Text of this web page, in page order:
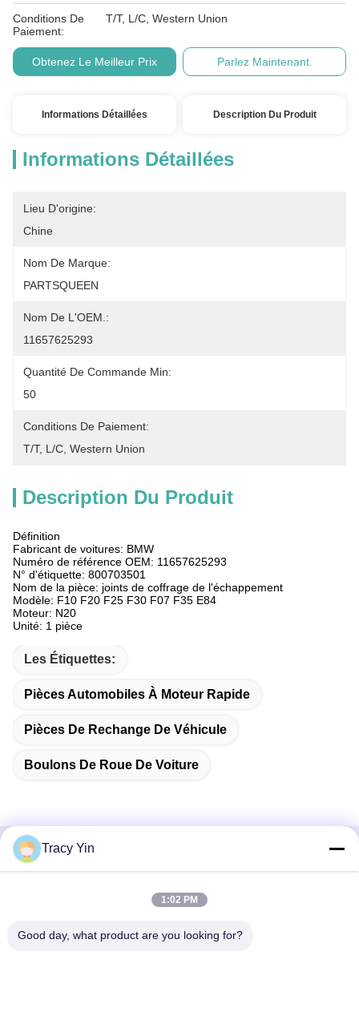
Conditions De
Paiement:
T/T, L/C, Western Union
Obtenez Le Meilleur Prix Parlez Maintenant.
Informations Détaillées Description Du Produit
Informations Détaillées
Lieu D'origine:
Chine
Nom De Marque:
PARTSQUEEN
Nom De L'OEM.:
11657625293
Quantité De Commande Min:
50
Conditions De Paiement:
T/T, L/C, Western Union
Description Du Produit
Définition
Fabricant de voitures: BMW
Numéro de référence OEM: 11657625293
N° d'étiquette: 800703501
Nom de la pièce: joints de coffrage de l'échappement
Modèle: F10 F20 F25 F30 F07 F35 E84
Moteur: N20
Unité: 1 pièce
Les Étiquettes:
Pièces Automobiles À Moteur Rapide
Pièces De Rechange De Véhicule
Boulons De Roue De Voiture
Contactez rapidement
Ouest, quartier central des affaires de Wuhan, ville de
Tracy Yin
1:02 PM
Good day, what product are you looking for?